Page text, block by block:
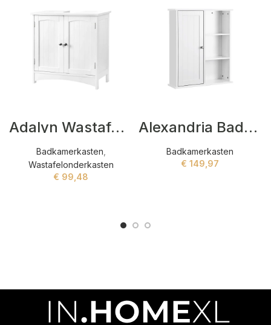
Adalyn Wastafelonderkasten Wit
Badkamerkasten
Wastafelonderkasten
€ 99,48
Alexandria Badkamerkasten Wit
Badkamerkasten
€ 149,97